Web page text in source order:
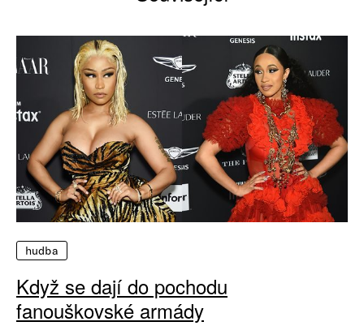
hudba
Když se dají do pochodu
fanouškovské armády